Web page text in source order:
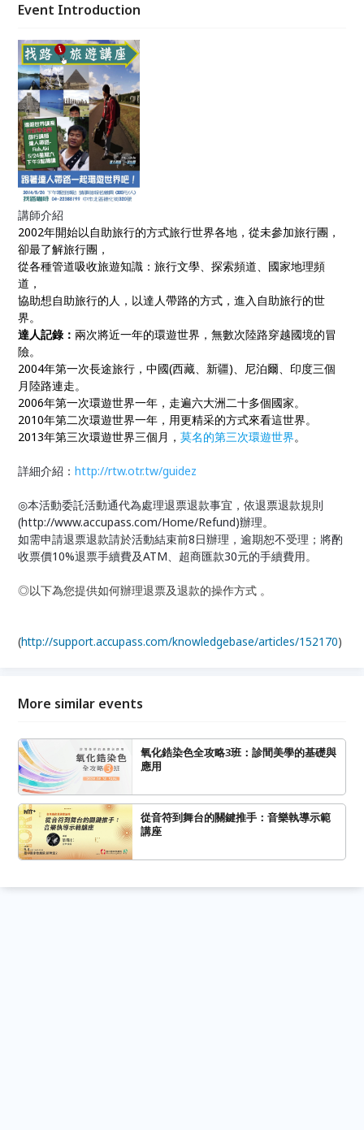
Event Introduction
講師介紹
2002年開始以自助旅行的方式旅行世界各地，從未參加旅行團，
卻最了解旅行團，
從各種管道吸收旅遊知識：旅行文學、探索頻道、國家地理頻
道，
協助想自助旅行的人，以達人帶路的方式，進入自助旅行的世
界。
達人記錄：兩次將近一年的環遊世界，無數次陸路穿越國境的冒
險。
2004年第一次長途旅行，中國(西藏、新疆)、尼泊爾、印度三個
月陸路連走。
2006年第一次環遊世界一年，走遍六大洲二十多個國家。
2010年第二次環遊世界一年，用更精采的方式來看這世界。
2013年第三次環遊世界三個月，莫名的第三次環遊世界。
詳細介紹：http://rtw.otr.tw/guidez
◎本活動委託活動通代為處理退票退款事宜，依退票退款規則
(http://www.accupass.com/Home/Refund)辦理。
如需申請退票退款請於活動結束前8日辦理，逾期恕不受理；將酌
收票價10%退票手續費及ATM、超商匯款30元的手續費用。
◎以下為您提供如何辦理退票及退款的操作方式 。
(http://support.accupass.com/knowledgebase/articles/152170)
More similar events
氧化鋯染色全攻略3班：診間美學的基礎與
應用
從音符到舞台的關鍵推手：音樂執導示範
講座